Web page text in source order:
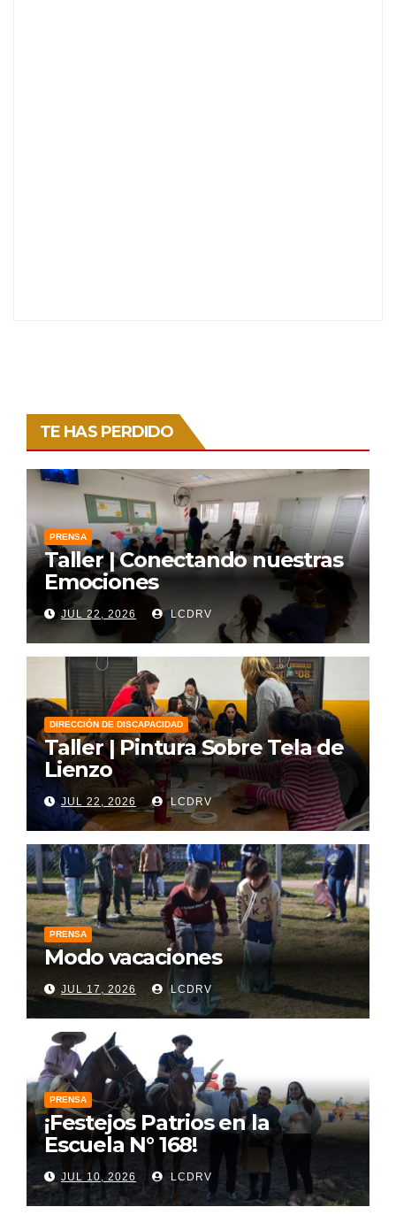
TE HAS PERDIDO
PRENSA
Taller | Conectando nuestras
Emociones
JUL 22, 2026 LCDRV
DIRECCIÓN DE DISCAPACIDAD
Taller | Pintura Sobre Tela de
Lienzo
JUL 22, 2026 LCDRV
PRENSA
Modo vacaciones
JUL 17, 2026 LCDRV
PRENSA
¡Festejos Patrios en la
Escuela N° 168!
JUL 10, 2026 LCDRV